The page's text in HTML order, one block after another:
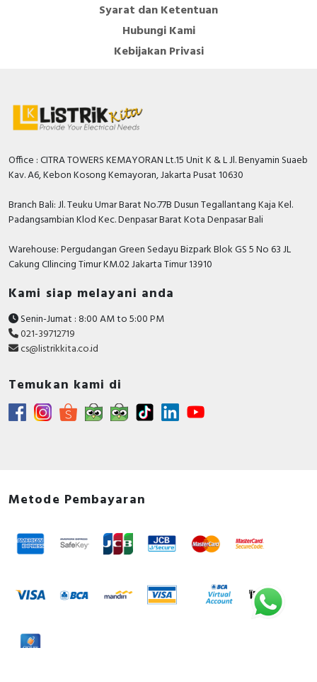
Syarat dan Ketentuan
Hubungi Kami
Kebijakan Privasi
Office : CITRA TOWERS KEMAYORAN Lt.15 Unit K & L Jl. Benyamin Suaeb
Kav. A6, Kebon Kosong Kemayoran, Jakarta Pusat 10630
Branch Bali: Jl. Teuku Umar Barat No.77B Dusun Tegallantang Kaja Kel.
Padangsambian Klod Kec. Denpasar Barat Kota Denpasar Bali
Warehouse: Pergudangan Green Sedayu Bizpark Blok GS 5 No 63 JL
Cakung CIlincing Timur KM.02 Jakarta Timur 13910
Kami siap melayani anda
Senin-Jumat : 8:00 AM to 5:00 PM
021-39712719
cs@listrikkita.co.id
Temukan kami di
Metode Pembayaran